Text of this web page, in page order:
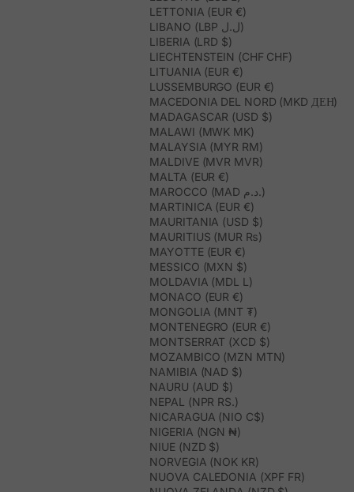
LETTONIA (EUR €)
LIBANO (LBP ل.ل)
LIBERIA (LRD $)
LIECHTENSTEIN (CHF CHF)
LITUANIA (EUR €)
LUSSEMBURGO (EUR €)
MACEDONIA DEL NORD (MKD ДЕН)
MADAGASCAR (USD $)
MALAWI (MWK MK)
MALAYSIA (MYR RM)
MALDIVE (MVR MVR)
MALTA (EUR €)
MAROCCO (MAD د.م.)
MARTINICA (EUR €)
MAURITANIA (USD $)
MAURITIUS (MUR ₨)
MAYOTTE (EUR €)
MESSICO (MXN $)
MOLDAVIA (MDL L)
MONACO (EUR €)
MONGOLIA (MNT ₮)
MONTENEGRO (EUR €)
MONTSERRAT (XCD $)
MOZAMBICO (MZN MTN)
NAMIBIA (NAD $)
NAURU (AUD $)
NEPAL (NPR RS.)
NICARAGUA (NIO C$)
NIGERIA (NGN ₦)
NIUE (NZD $)
NORVEGIA (NOK KR)
NUOVA CALEDONIA (XPF FR)